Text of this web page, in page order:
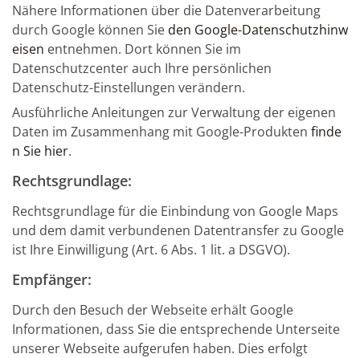
Nähere Informationen über die Datenverarbeitung
durch Google können Sie den Google-Datenschutzhinw
eisen entnehmen. Dort können Sie im
Datenschutzcenter auch Ihre persönlichen
Datenschutz-Einstellungen verändern.
Ausführliche Anleitungen zur Verwaltung der eigenen
Daten im Zusammenhang mit Google-Produkten finde
n Sie hier.
Rechtsgrundlage:
Rechtsgrundlage für die Einbindung von Google Maps
und dem damit verbundenen Datentransfer zu Google
ist Ihre Einwilligung (Art. 6 Abs. 1 lit. a DSGVO).
Empfänger:
Durch den Besuch der Webseite erhält Google
Informationen, dass Sie die entsprechende Unterseite
unserer Webseite aufgerufen haben. Dies erfolgt